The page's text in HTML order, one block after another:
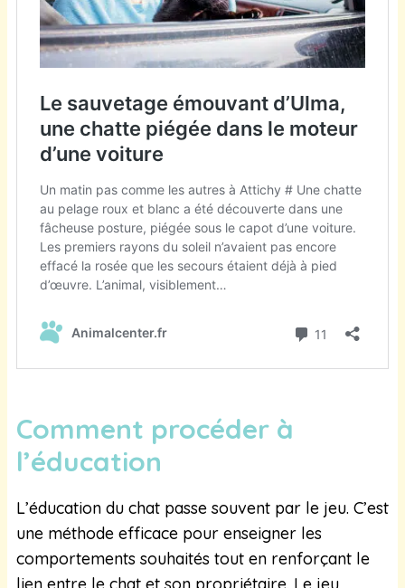
Comment procéder à
l’éducation
L’éducation du chat passe souvent par le jeu. C’est
une méthode efficace pour enseigner les
comportements souhaités tout en renforçant le
lien entre le chat et son propriétaire. Le jeu